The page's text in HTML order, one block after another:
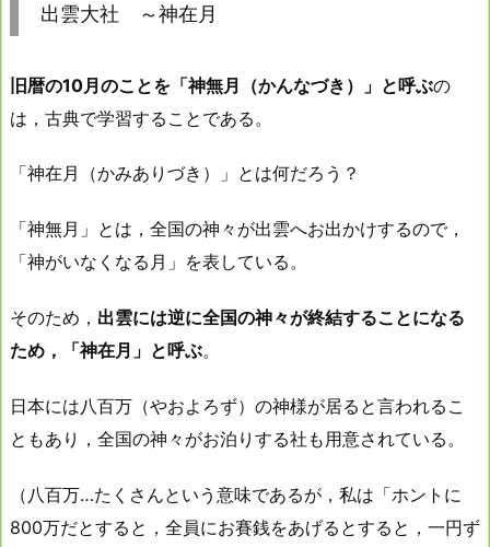
出雲大社 ～神在月
旧暦の10月のことを「神無月（かんなづき）」と呼ぶの
は，古典で学習することである。
「神在月（かみありづき）」とは何だろう？
「神無月」とは，全国の神々が出雲へお出かけするので，
「神がいなくなる月」を表している。
そのため， 出雲には逆に全国の神々が終結することになる
ため，「神在月」と呼ぶ。
日本には八百万（やおよろず）の神様が居ると言われるこ
ともあり，全国の神々がお泊りする社も用意されている。
（八百万…たくさんという意味であるが，私は「ホントに
800万だとすると，全員にお賽銭をあげるとすると，一円ず